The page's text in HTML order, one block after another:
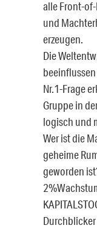
alle Front-
und
erzeugen.
Die
Nr.1-Frage
Gruppe in
logisch und
Wer ist die
geheime
geworden